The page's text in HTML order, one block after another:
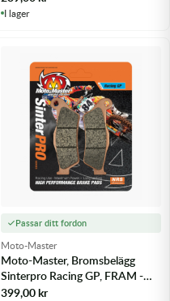
I lager
Passar ditt fordon
Moto-Master
Moto-Master, Bromsbelägg
Sinterpro Racing GP, FRAM -
m.fl.
399,00kr